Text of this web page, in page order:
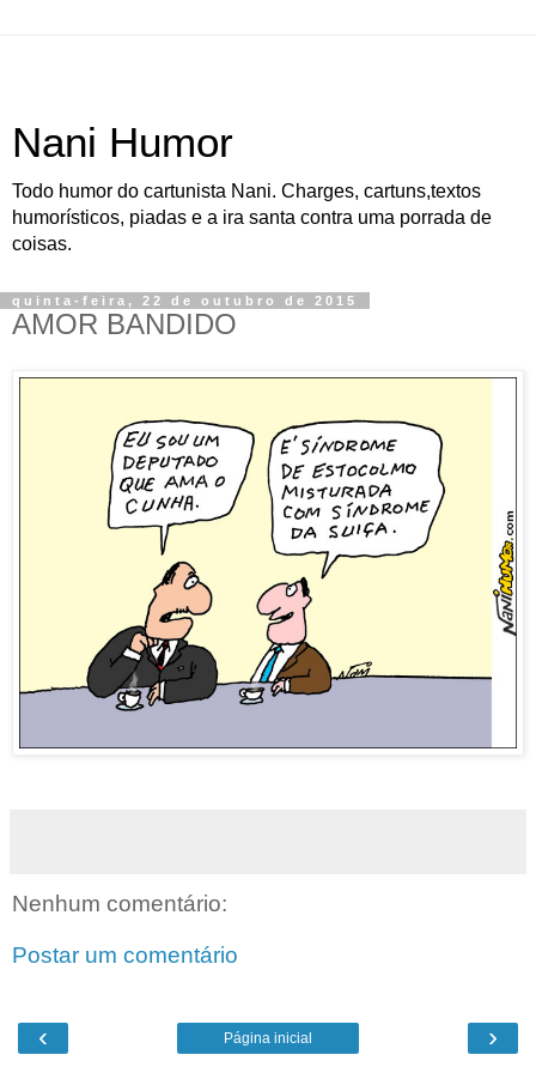
Nani Humor
Todo humor do cartunista Nani. Charges, cartuns,textos
humorísticos, piadas e a ira santa contra uma porrada de
coisas.
quinta-feira, 22 de outubro de 2015
AMOR BANDIDO
Nenhum comentário:
Postar um comentário
‹ ›
Página inicial